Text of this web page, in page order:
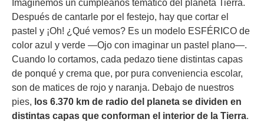
Imaginemos un cumpleaños temático del planeta Tierra.
Después de cantarle por el festejo, hay que cortar el
pastel y ¡Oh! ¿Qué vemos? Es un modelo ESFÉRICO de
color azul y verde —Ojo con imaginar un pastel plano—.
Cuando lo cortamos, cada pedazo tiene distintas capas
de ponqué y crema que, por pura conveniencia escolar,
son de matices de rojo y naranja. Debajo de nuestros
pies, los 6.370 km de radio del planeta se dividen en
distintas capas que conforman el interior de la Tierra.